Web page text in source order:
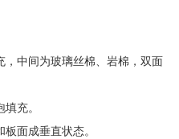
，中间为玻璃丝棉、岩棉，双面
充。
板面成垂直状态。